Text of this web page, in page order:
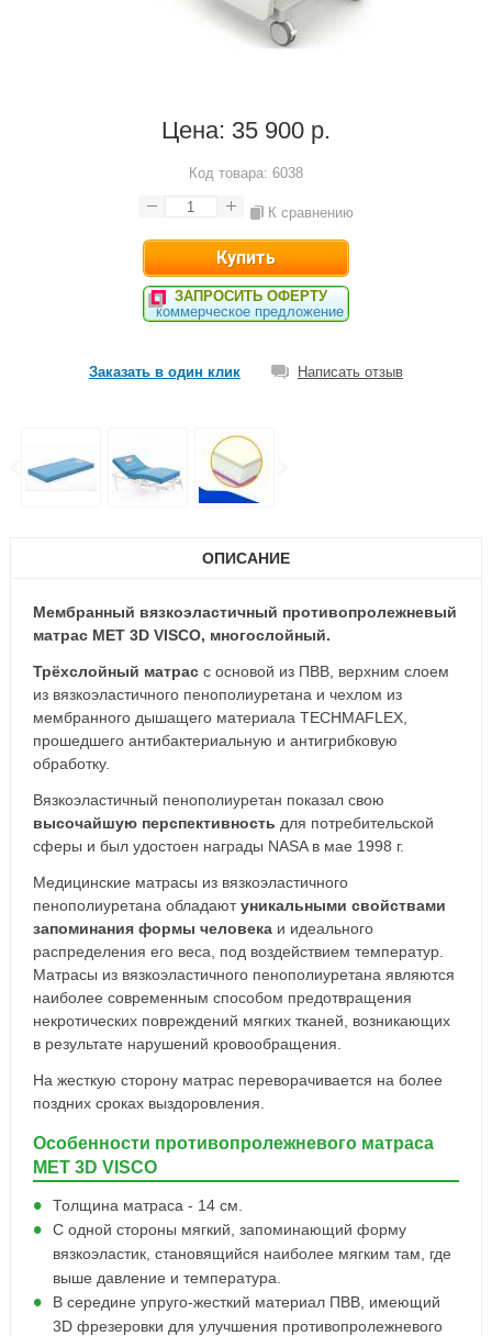
Цена: 35 900 р.
Код товара: 6038
К сравнению
ЗАПРОСИТЬ ОФЕРТУ
коммерческое предложение
Заказать в один клик Написать отзыв
ОПИСАНИЕ
Мембранный вязкоэластичный противопролежневый
матрас MET 3D VISCO, многослойный.
Трёхслойный матрасс основой из ПВВ, верхним слоем
из вязкоэластичного пенополиуретана и чехлом из
мембранного дышащего материала TECHMAFLEX,
прошедшего антибактериальную и антигрибковую
обработку.
Вязкоэластичный пенополиуретан показал свою
высочайшую перспективность для потребительской
сферы и был удостоен награды NASA в мае 1998 г.
Медицинские матрасы из вязкоэластичного
пенополиуретана обладаютуникальными свойствами
запоминания формы человекаи идеального
распределения его веса, под воздействием температур.
Матрасы из вязкоэластичного пенополиуретана являются
наиболее современным способом предотвращения
некротических повреждений мягких тканей, возникающих
в результате нарушений кровообращения.
На жесткую сторону матрас переворачивается на более
поздних сроках выздоровления.
Особенности противопролежневого матраса
MET 3D VISCO
Толщина матраса - 14 см.
С одной стороны мягкий, запоминающий форму
вязкоэластик, становящийся наиболее мягким там, где
выше давление и температура.
В середине упруго-жесткий материал ПВВ, имеющий
3D фрезеровки для улучшения противопролежневого